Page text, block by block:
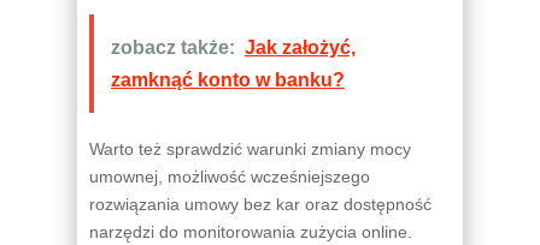
zobacz także: Jak założyć,
zamknąć konto w banku?
Warto też sprawdzić warunki zmiany mocy
umownej, możliwość wcześniejszego
rozwiązania umowy bez kar oraz dostępność
narzędzi do monitorowania zużycia online.